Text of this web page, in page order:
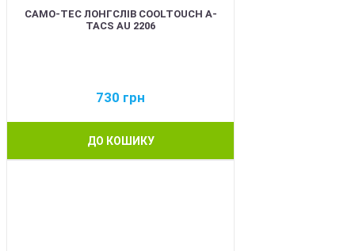
CAMO-TEC ЛОНГСЛІВ COOLTOUCH A-
TACS AU 2206
730 грн
ДО КОШИКУ